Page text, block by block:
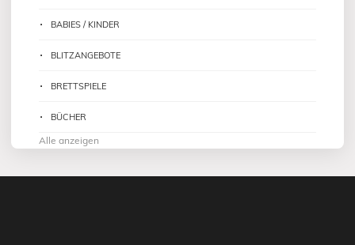
BABIES / KINDER
BLITZANGEBOTE
BRETTSPIELE
BÜCHER
Alle anzeigen